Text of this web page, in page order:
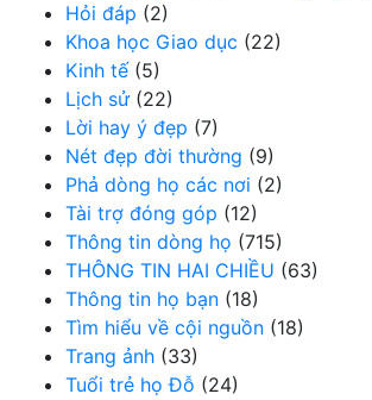
Hỏi đáp (2)
Khoa học Giao dục (22)
Kinh tế(5)
Lịch sử(22)
Lời hay ý đẹp (7)
Nét đẹp đời thường (9)
Phả dòng họ các nơi (2)
Tài trợ đóng góp (12)
Thông tin dòng họ (715)
THÔNG TIN HAI CHIỀU (63)
Thông tin họ bạn (18)
Tìm hiểu về cội nguồn (18)
Trang ảnh (33)
Tuổi trẻ họ Đỗ (24)